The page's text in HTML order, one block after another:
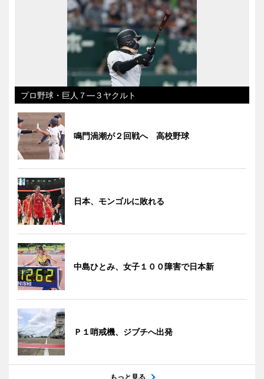
プロ野球・巨人７―３ヤクルト
鳴門渦潮が２回戦へ 高校野球
日本、モンゴルに敗れる
中島ひとみ、女子１００障害で日本新
Ｐ１哨戒機、ジブチへ出発
もっと見る